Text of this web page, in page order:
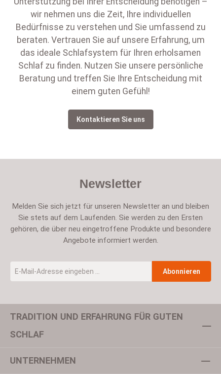
wir nehmen uns die Zeit, Ihre individuellen
Bedürfnisse zu verstehen und Sie umfassend zu
beraten. Vertrauen Sie auf unsere Erfahrung, um
das ideale Schlafsystem für Ihren erholsamen
Schlaf zu finden. Nutzen Sie unsere persönliche
Beratung und treffen Sie Ihre Entscheidung mit
einem guten Gefühl!
Kontaktieren Sie uns
Newsletter
Melden Sie sich jetzt für unseren Newsletter an und bleiben
Sie stets auf dem Laufenden. Sie werden zu den Ersten
gehören, die über neu eingetroffene Produkte und besondere
Angebote informiert werden.
Abonnieren
Um weiterzugehen, geben Sie die oben abgebildeten Zeichen ein
TRADITION UND ERFAHRUNG FÜR GUTEN
SCHLAF
UNTERNEHMEN